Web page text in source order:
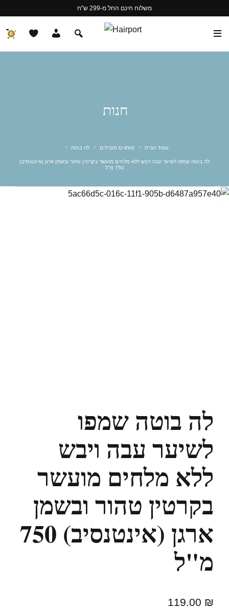
משלוח חינם החל מ-299 ש"ח
0
חנות
עמוד הבית מותגים מובילים לה בוטה
לה בוטה שמפו לשיער עבה ויבש ללא מלחים מועשר בקרטין טהור ובשמן ארגן (אינטנסיב)
750 מ"ל
לה בוטה שמפו
לשיער עבה ויבש
ללא מלחים מועשר
בקרטין טהור ובשמן
ארגן (אינטנסיב) 750
מ"ל
119.00 ₪